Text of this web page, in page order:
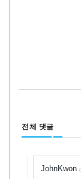
전체 댓글
JohnKwon